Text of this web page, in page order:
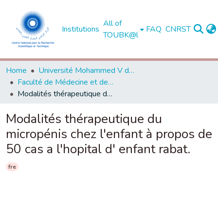
Institutions
All of
TOUBK@l
FAQ CNRST
Home
Université Mohammed V de Rabat
Faculté de Médecine et de Pharmacie - Rabat
Modalités thérapeutique du micropénis chez l'enfant à propos de 50 cas a l'hopital d' enfant rabat.
Modalités thérapeutique du
micropénis chez l'enfant à propos de
50 cas a l'hopital d' enfant rabat.
fre